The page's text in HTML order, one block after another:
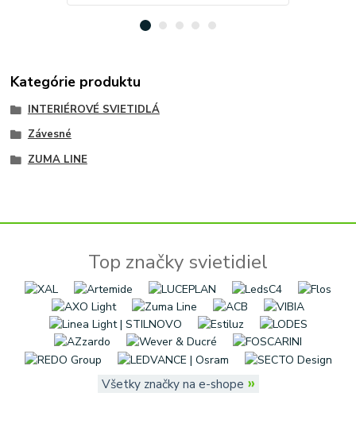
Kategórie produktu
INTERIÉROVÉ SVIETIDLÁ
Závesné
ZUMA LINE
Top značky svietidiel
Všetky značky na e-shope »